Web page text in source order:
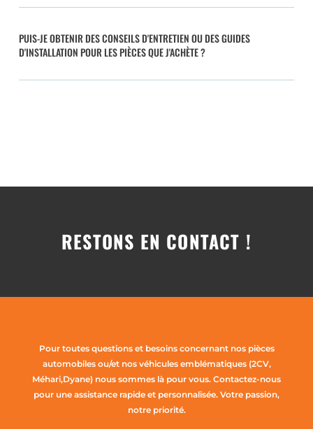
PUIS-JE OBTENIR DES CONSEILS D'ENTRETIEN OU DES GUIDES
D'INSTALLATION POUR LES PIÈCES QUE J'ACHÈTE ?
RESTONS EN CONTACT !
Pour toutes questions et besoins concernant nos pièces
automobiles ou/et nos véhicules emblématiques (2CV,
Méhari,Dyane) nous sommes là pour vous. Contactez-nous
pour une assistance rapide et personnalisée. Votre passion,
notre priorité.